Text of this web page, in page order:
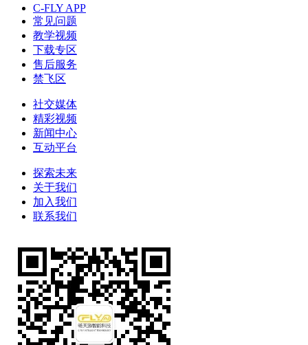
C-FLY APP
常见问题
教学视频
下载专区
售后服务
禁飞区
社交媒体
精彩视频
新闻中心
互动平台
探索未来
关于我们
加入我们
联系我们